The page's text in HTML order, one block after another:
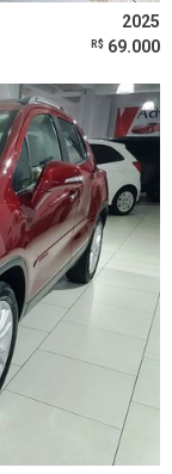
2025
R$ 69.000